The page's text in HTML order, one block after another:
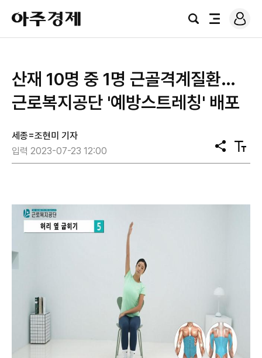
아
주
경
검
전
로
그
산재 10명 중 1명 근골격계질환…
근로복지공단 '예방스트레칭' 배포
세종=조현미 기자
입력 2023-07-23 12:00
공
유
텍
스